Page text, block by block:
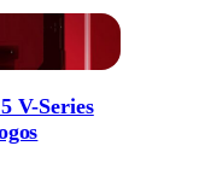
V-Series